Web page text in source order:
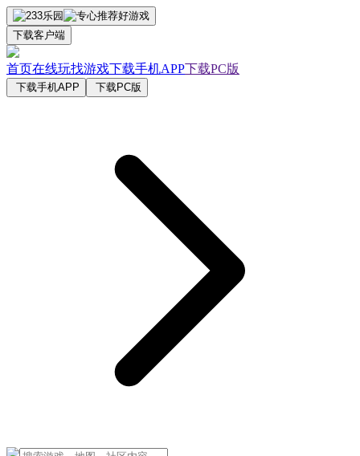
下载客户端
首页在线玩找游戏下载手机APP下载PC版
下载手机APP 下载PC版